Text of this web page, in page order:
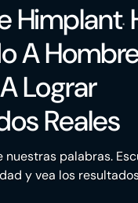
Himplant®
A
Lograr
Reales
nuestras palabras.
y vea los